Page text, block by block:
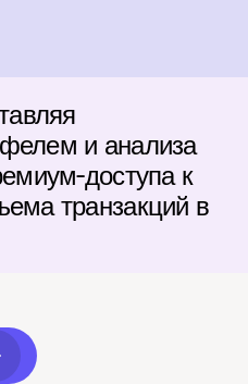
и анализа
доступа к
транзакций в